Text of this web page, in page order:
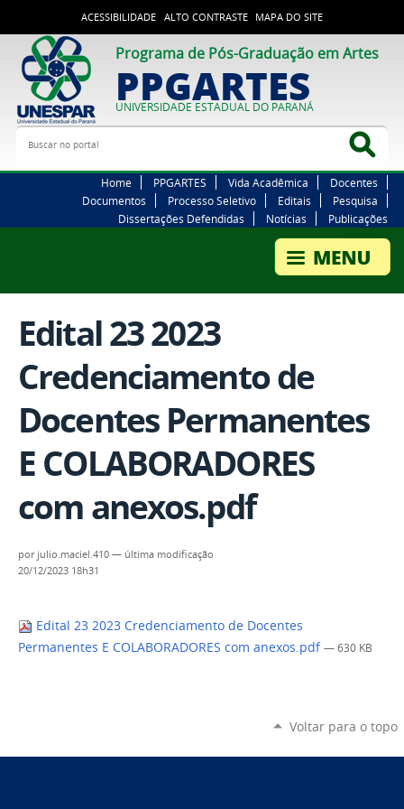
ACESSIBILIDADE ALTO CONTRASTE MAPA DO SITE
Programa de Pós-Graduação em Artes
PPGARTES
UNIVERSIDADE ESTADUAL DO PARANÁ
Buscar no portal
Home PPGARTES Vida Acadêmica
Docentes
Documentos
Processo Seletivo Editais
Pesquisa
Dissertações Defendidas
Notícias Publicações
Edital 23 2023
Credenciamento de
Docentes Permanentes
E COLABORADORES
com anexos.pdf
por julio.maciel.410 — última modificação
20/12/2023 18h31
Edital 23 2023 Credenciamento de Docentes
Permanentes E COLABORADORES com anexos.pdf — 630 KB
Voltar para o topo